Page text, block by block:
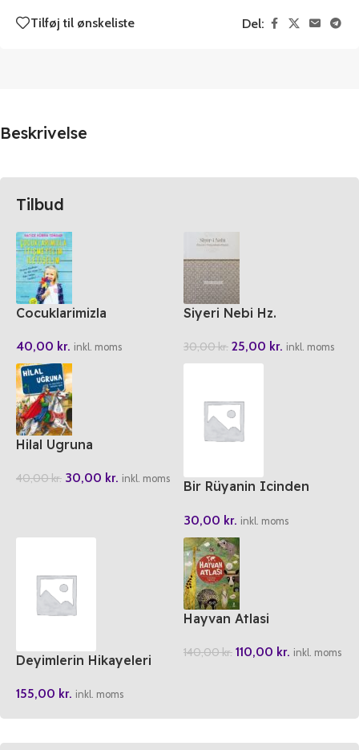
Tilføj til ønskeliste Del:
Beskrivelse
Tilbud
Cocuklarimizla
40,00 kr. inkl. moms
Siyeri Nebi Hz.
30,00kr. 25,00 kr. inkl. moms
Hilal Ugruna
40,00kr. 30,00 kr. inkl. moms
Bir Rüyanin Icinden
30,00 kr. inkl. moms
Deyimlerin Hikayeleri
155,00 kr. inkl. moms
Hayvan Atlasi
140,00kr. 110,00 kr. inkl. moms